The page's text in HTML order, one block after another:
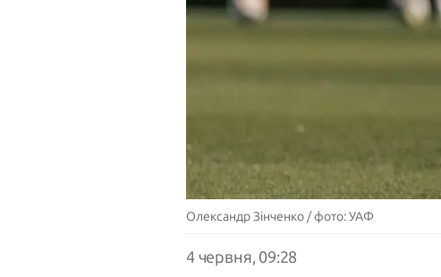
Олександр Зінченко / фото: УАФ
4 червня, 09:28